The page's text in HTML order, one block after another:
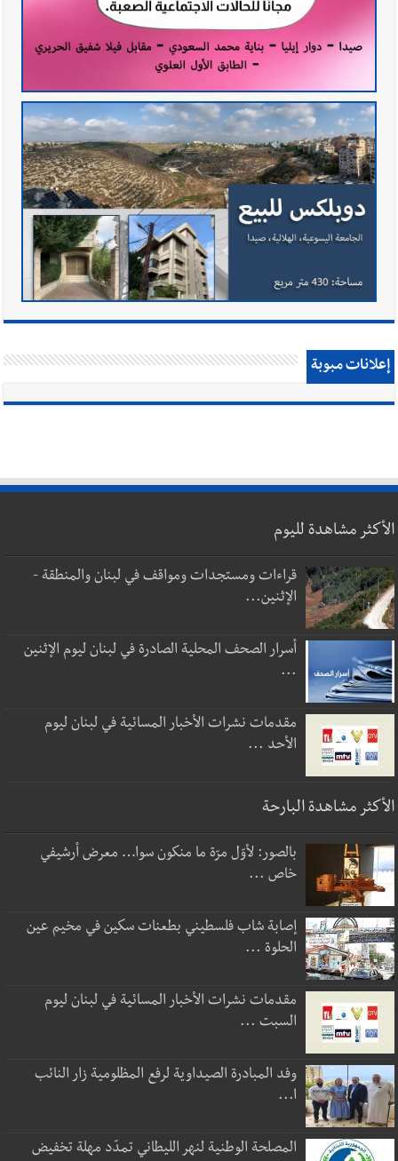
إعلانات مبوبة
الأكثر مشاهدة لليوم
قراءات ومستجدات ومواقف في لبنان والمنطقة -
الإثنين...
أسرار الصحف المحلية الصادرة في لبنان ليوم الإثنين
...
مقدمات نشرات الأخبار المسائية في لبنان ليوم
الأحد ...
الأكثر مشاهدة البارحة
بالصور: لأوّل مرّة ما منكون سوا… معرض أرشيفي
خاص ...
إصابة شاب فلسطيني بطعنات سكين في مخيم عين
الحلوة ...
مقدمات نشرات الأخبار المسائية في لبنان ليوم
السبت ...
وفد المبادرة الصيداوية لرفع المظلومية زار النائب
ا...
المصلحة الوطنية لنهر الليطاني تمدّد مهلة تخفيض